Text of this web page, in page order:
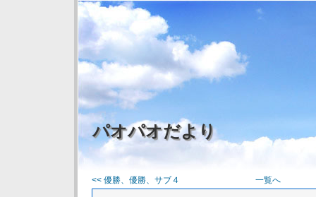
パオパオだより
<< 優勝、優勝、サブ４ 一覧へ